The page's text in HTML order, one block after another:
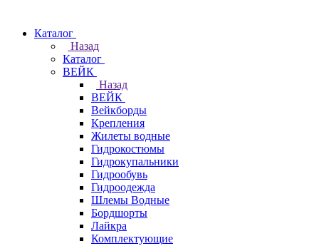
Каталог
Назад
Каталог
ВЕЙК
Назад
ВЕЙК
Вейкборды
Крепления
Жилеты водные
Гидрокостюмы
Гидрокупальники
Гидрообувь
Гидроодежда
Шлемы Водные
Бордшорты
Лайкра
Комплектующие